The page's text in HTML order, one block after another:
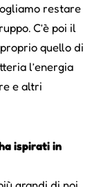
restare
C’è poi il
quello di
l’energia
e altri
ispirati in